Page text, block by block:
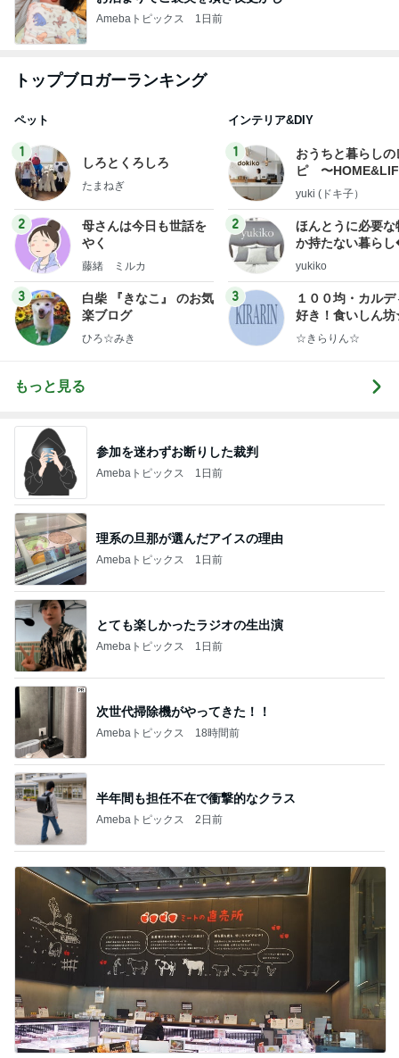
Amebaトピックス 1日前
トップブロガーランキング
ペット
1
しろとくろしろ
たまねぎ
2
母さんは今日も世話を
やく
藤緒 ミルカ
3
白柴 『きなこ』 のお気
楽ブログ
ひろ☆みき
インテリア&DIY
1
おうちと暮らしの
ピ 〜
yuki (ドキ子）
2
ほんとうに必要な
か持たない暮ら
ep Life Simple◆
yukiko
3
１００均・カルデ
好き！食いしん
らりん☆のブログ
☆きらりん☆
もっと見る
参加を迷わずお断りした裁判
Amebaトピックス 1日前
理系の旦那が選んだアイスの理由
Amebaトピックス 1日前
とても楽しかったラジオの生出演
Amebaトピックス 1日前
次世代掃除機がやってきた！！
Amebaトピックス 18時間前
半年間も担任不在で衝撃的なクラス
Amebaトピックス 2日前